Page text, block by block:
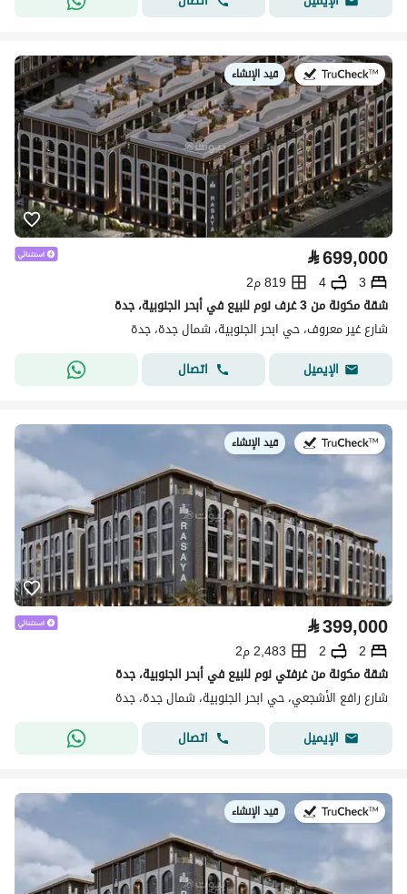
في:قيد الإنشاء
⃁699,000
3
4
819 م2
شقة مكونة من 3 غرف نوم للبيع في أبحر الجنوبية، جدة
شارع غير معروف، حي ابحر الجنوبية، شمال جدة، جدة
الإيميل
اتصال
في:قيد الإنشاء
⃁399,000
2
2
2,483 م2
شقة مكونة من غرفتي نوم للبيع في أبحر الجنوبية، جدة
شارع رافع الأشجعي، حي ابحر الجنوبية، شمال جدة، جدة
الإيميل
اتصال
في:قيد الإنشاء